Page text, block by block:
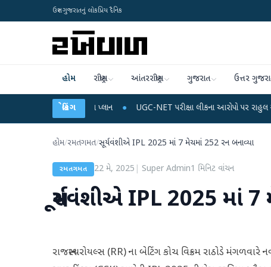
ઉત્તર ગુજરાતનું લોકપ્રિય દૈનિક
હોમ રાષ્ટ્રીય આંતરરાષ્ટ્રીય ગુજરાત ઉત્તર
બ્રેકિંગ
અને ડેટા પ્લાન ● UGC-NET પરીક્ષા લીકના આરોપો પર રાહુલ ગાંધીએ કેન્દ્ર પર
હોમ/રમતગમત/સૂર્યવંશીએ IPL 2025 માં 7 મેચમાં 252 રન બનાવ્યા
રમતગમત 22 મે, 2025 Super Admin1 મિનિટ વાંચન
સૂર્યવંશીએ IPL 2025 માં
રાજસ્થાન રોયલ્સ (RR) ના બેટિંગ કોચ વિક્રમ રાઠોડે